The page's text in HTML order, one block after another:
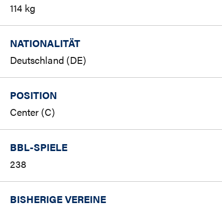
114 kg
NATIONALITÄT
Deutschland (DE)
POSITION
Center (C)
BBL-SPIELE
238
BISHERIGE VEREINE